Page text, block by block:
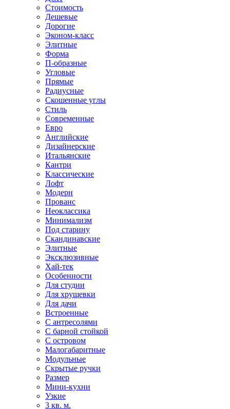
Стоимость
Дешевые
Дорогие
Эконом-класс
Элитные
Форма
П-образные
Угловые
Прямые
Радиусные
Скошенные углы
Стиль
Современные
Евро
Английские
Дизайнерские
Итальянские
Кантри
Классические
Лофт
Модерн
Прованс
Неоклассика
Минимализм
Под старину
Скандинавские
Элитные
Эксклюзивные
Хай-тек
Особенности
Для студии
Для хрущевки
Для дачи
Встроенные
С антресолями
С барной стойкой
С островом
Малогабаритные
Модульные
Скрытые ручки
Размер
Мини-кухни
Узкие
3 кв. м.